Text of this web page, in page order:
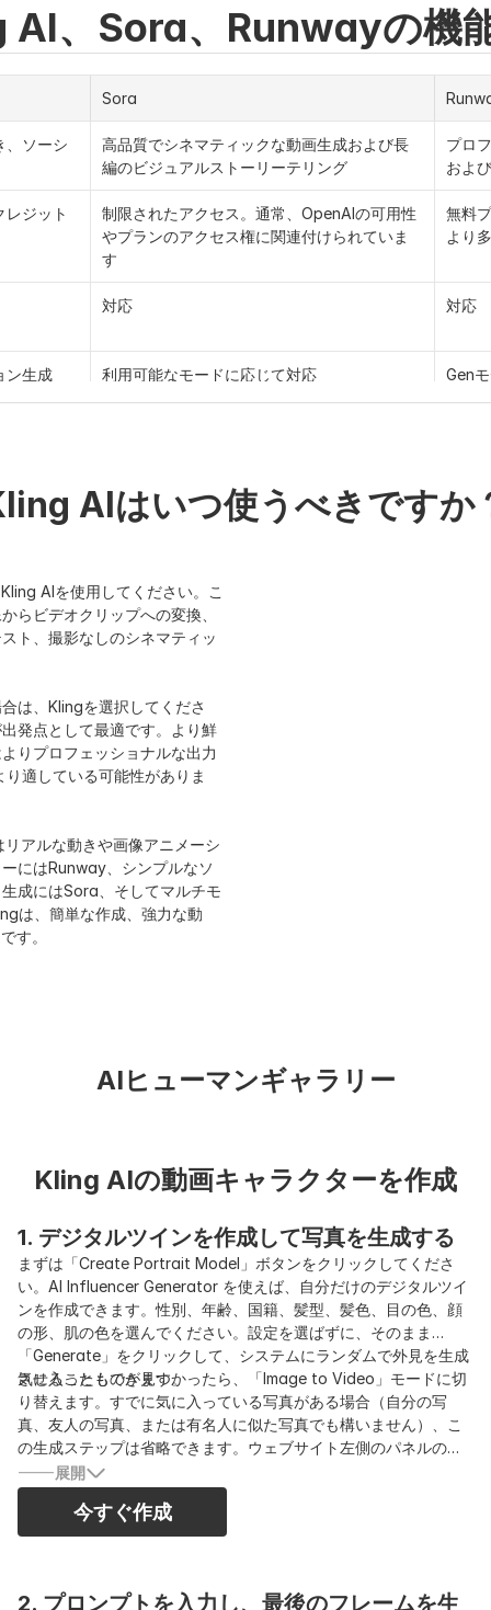
AI、Sora、Runwayの機
Sora
、ソーシ
高品質でシネマティックな動画生成および長
編のビジュアルストーリーテリング
プロ
およ
ジット
制限されたアクセス。通常、OpenAIの可用性
やプランのアクセス権に関連付けられていま
す
無料
より
対応 対応
ン生成 利用可能なモードに応じて対応 Gen
よび被
極めて強力なシネマティックモーションとシ
ーン理解
コン
な編
おいて初
シンプルなプロンプトベースのワークフロー
（ただしアクセスは制限される場合あり）
ャラク
シネマティックシーン、コンセプトフィル
ム、ストーリーテリング、プレミアム動画生
成
な画像
最高峰のシネマティック品質とシーンの現実
を得るに
がありま
アクセスと使用がより制限される場合があり
ます
AIはいつ使うべきですか
AIを使用してください。こ
らビデオクリップへの変換、
ト、撮影なしのシネマティッ
は、Klingを選択してくださ
発点として最適です。より鮮
りプロフェッショナルな出力
適している可能性がありま
アルな動きや画像アニメーシ
にはRunway、シンプルなソ
成にはSora、そしてマルチモ
は、簡単な作成、強力な動
す。
AIヒューマンギャラリー
Kling AIの動画キャラクターを作成
1. デジタルツインを作成して写真を生成する
まずは「Create Portrait Model」ボタンをクリックしてくださ
い。AI Influencer Generator を使えば、自分だけのデジタルツイ
ンを作成できます。性別、年齢、国籍、髪型、髪色、目の色、顔
の形、肌の色を選んでください。設定を選ばずに、そのまま
「Generate」をクリックして、システムにランダムで外見を生成
させることもできます。
気に入ったものが見つかったら、「Image to Video」モードに切
り替えます。すでに気に入っている写真がある場合（自分の写
真、友人の写真、または有名人に似た写真でも構いません）、こ
の生成ステップは省略できます。ウェブサイト左側のパネルの
「Image」タブ内にある「Build Your Own」「Complete Set」
「Expert」タブから、あらかじめ用意されたテンプレートを選ぶ
か、プロンプトを入力してHD写真を作成してください。これによ
り、動画生成のための強力なベース画像が得られます。
展開
今すぐ作成
2. プロンプトを入力し、最後のフレームを生